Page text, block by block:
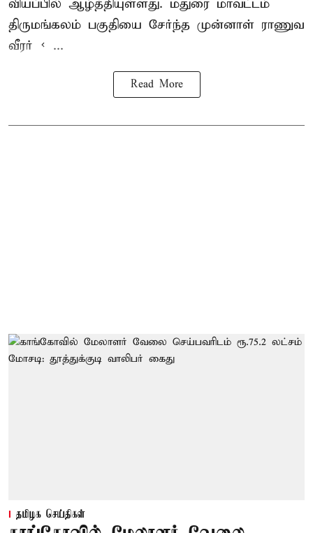
வியப்பில் ஆழ்த்தியுள்ளது. மதுரை மாவட்டம்
திருமங்கலம் பகுதியை சேர்ந்த முன்னாள் ராணுவ
வீரர் < ...
Read More
தமிழக செய்திகள்